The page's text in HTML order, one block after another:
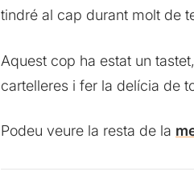
tindré al cap durant molt de
Aquest cop ha estat un
cartelleres i fer la delícia de
Podeu veure la resta de la